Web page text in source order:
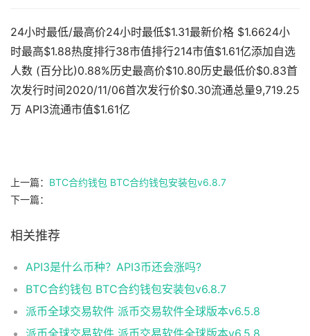
24小时最低/最高价24小时最低$1.31最新价格 $1.6624小
时最高$1.88热度排行38市值排行214市值$1.61亿添加自选
人数 (百分比)0.88%历史最高价$10.80历史最低价$0.83首
次发行时间2020/11/06首次发行价$0.30流通总量9,719.25
万 API3流通市值$1.61亿
上一篇： BTC合约钱包 BTC合约钱包安装包v6.8.7
下一篇：
相关推荐
API3是什么币种？API3币还会涨吗?
BTC合约钱包 BTC合约钱包安装包v6.8.7
派币全球交易软件 派币交易软件全球版本v6.5.8
派币全球交易软件 派币交易软件全球版本v6.5.8